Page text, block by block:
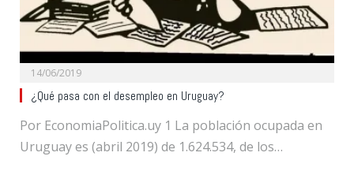
14/06/2019
¿Qué pasa con el desempleo en Uruguay?
Por EconomiaPolitica.uy 1 La población ocupada en
Uruguay es (abril 2019) de 1.624.534, de los…